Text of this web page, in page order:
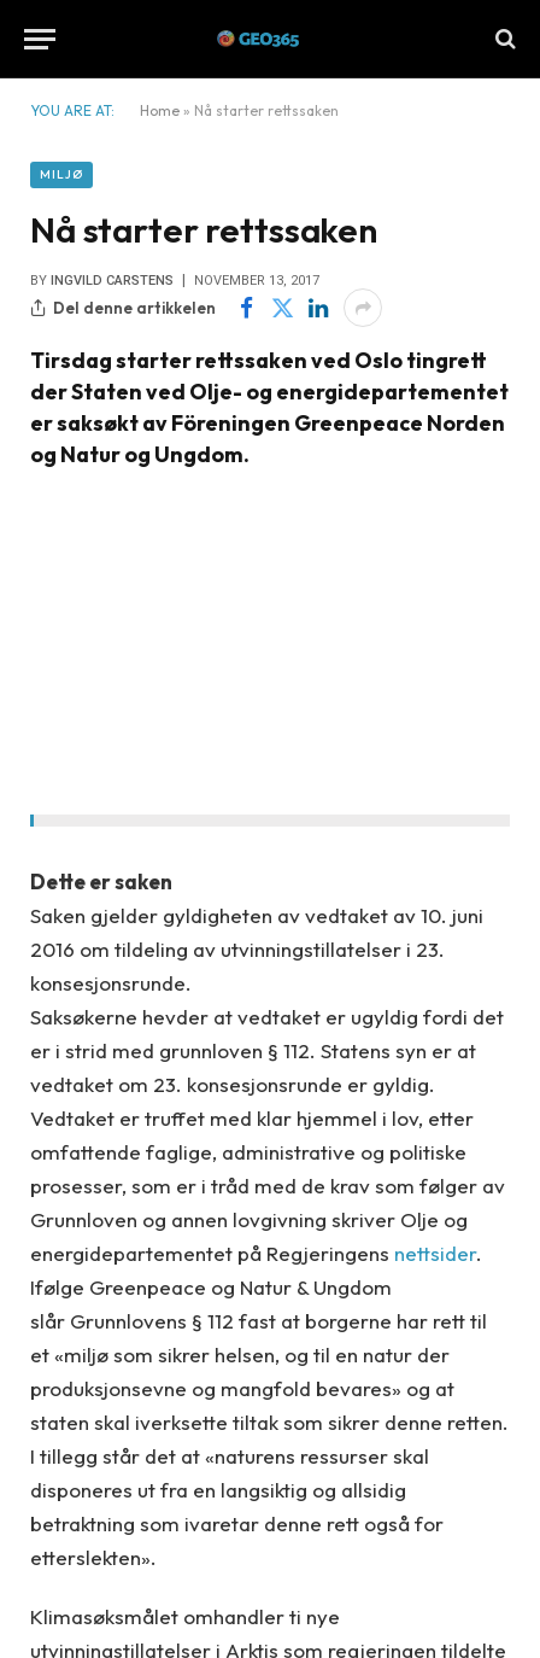
YOU ARE AT: Home » Nå starter rettssaken
MILJØ
Nå starter rettssaken
BY INGVILD CARSTENS NOVEMBER 13, 2017
Del denne artikkelen
Tirsdag starter rettssaken ved Oslo tingrett
der Staten ved Olje- og energidepartementet
er saksøkt av Föreningen Greenpeace Norden
og Natur og Ungdom.
Dette er saken
Saken gjelder gyldigheten av vedtaket av 10. juni
2016 om tildeling av utvinningstillatelser i 23.
konsesjonsrunde.
Saksøkerne hevder at vedtaket er ugyldig fordi det
er i strid med grunnloven § 112. Statens syn er at
vedtaket om 23. konsesjonsrunde er gyldig.
Vedtaket er truffet med klar hjemmel i lov, etter
omfattende faglige, administrative og politiske
prosesser, som er i tråd med de krav som følger av
Grunnloven og annen lovgivning skriver Olje og
energidepartementet på Regjeringens nettsider.
Ifølge Greenpeace og Natur & Ungdom
slår Grunnlovens § 112 fast at borgerne har rett til
et «miljø som sikrer helsen, og til en natur der
produksjonsevne og mangfold bevares» og at
staten skal iverksette tiltak som sikrer denne retten.
I tillegg står det at «naturens ressurser skal
disponeres ut fra en langsiktig og allsidig
betraktning som ivaretar denne rett også for
etterslekten».
Klimasøksmålet omhandler ti nye
utvinningstillatelser i Arktis som regjeringen tildelte